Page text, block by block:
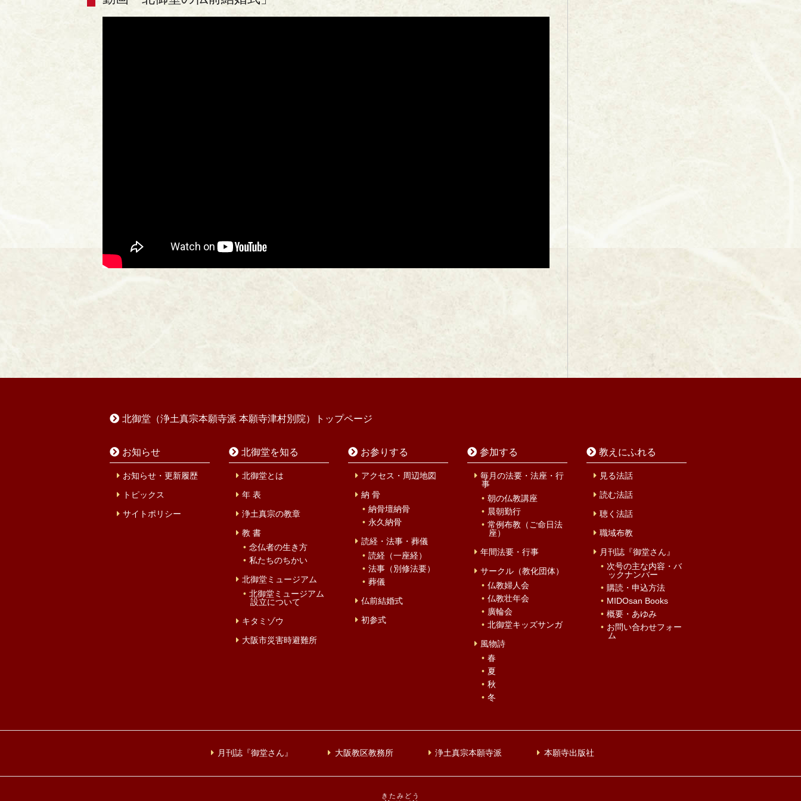
北御堂（浄土真宗本願寺派 本願寺津村別院）トップページ
お知らせ
お知らせ・更新履歴
トピックス
サイトポリシー
北御堂を知る
北御堂とは
年 表
浄土真宗の教章
教 書
念仏者の生き方
私たちのちかい
北御堂ミュージアム
北御堂ミュージアム
設立について
キタミゾウ
大阪市災害時避難所
お参りする
アクセス・周辺地図
納 骨
納骨壇納骨
永久納骨
読経・法事・葬儀
読経（一座経）
法事（別修法要）
葬儀
仏前結婚式
初参式
参加する
毎月の法要・法座・行
事
朝の仏教講座
晨朝勤行
常例布教（ご命日法
座）
年間法要・行事
サークル（教化団体）
仏教婦人会
仏教壮年会
廣輪会
北御堂キッズサンガ
風物詩
春
夏
秋
冬
教えにふれる
見る法話
読む法話
聴く法話
職域布教
月刊誌『御堂さん』
次号の主な内容・バ
ックナンバー
購読・申込方法
MIDOsan Books
概要・あゆみ
お問い合わせフォー
ム
月刊誌『御堂さん』 大阪教区教務所 浄土真宗本願寺派 本願寺出版社
きたみどう